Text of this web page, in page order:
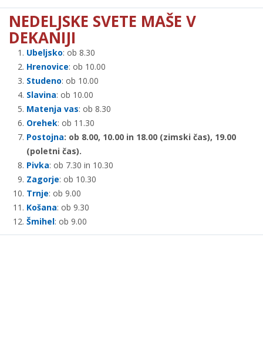
NEDELJSKE SVETE MAŠE V
DEKANIJI
Ubeljsko: ob 8.30
Hrenovice: ob 10.00
Studeno: ob 10.00
Slavina: ob 10.00
Matenja vas: ob 8.30
Orehek: ob 11.30
Postojna: ob 8.00, 10.00 in 18.00 (zimski čas), 19.00
(poletni čas).
Pivka: ob 7.30 in 10.30
Zagorje: ob 10.30
Trnje: ob 9.00
Košana: ob 9.30
Šmihel: ob 9.00